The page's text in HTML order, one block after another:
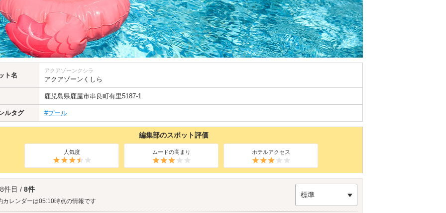
ト名
アクアゾーンクシラ
アクアゾーンくしら
鹿児島県鹿屋市串良町有里5187-1
ルタグ #プール
編集部のスポット評価
人気度 ムードの高まり ホテルアクセス
件目 / 8件
レンダーは05:10時点の情報です
標準